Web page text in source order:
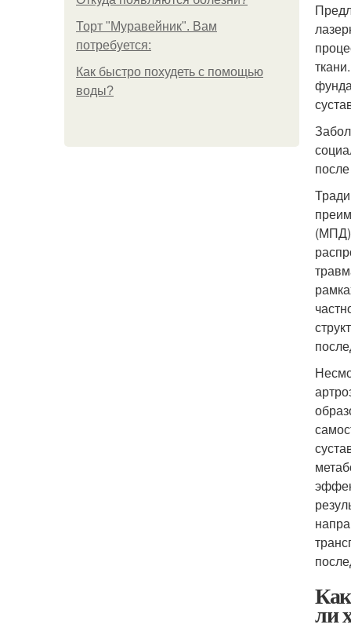
Торт "Муравейник". Вам
потребуется:
Как быстро похудеть с помощью
воды?
ли